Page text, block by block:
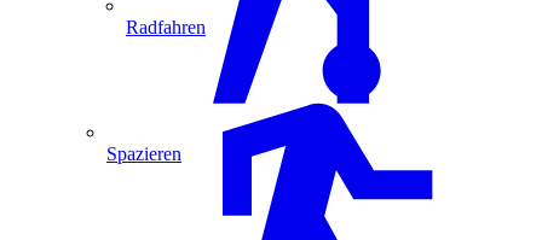
Radfahren
Spazieren